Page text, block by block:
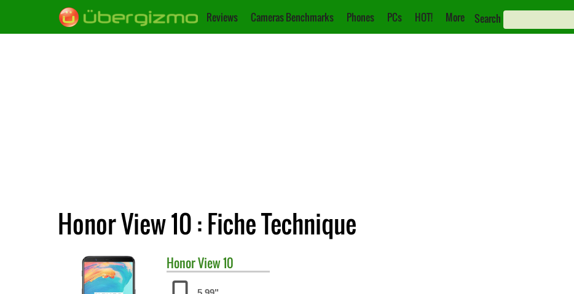
Reviews Cameras Benchmarks Phones PCs HOT! More Search
Honor View 10 : Fiche Technique
HonorView 10